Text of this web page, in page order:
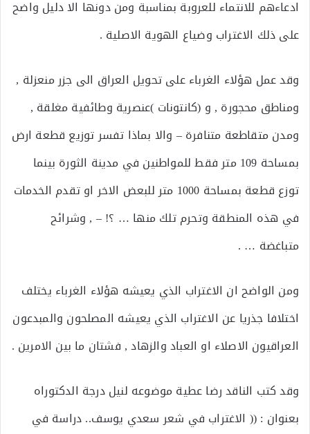
ادعاءهم للانتماء للعروبة بمناسبة ومن دونها الا دليل واضح
على ذلك الاغتراب وضياع الهوية الاصلية .
وقد عمل هؤلاء الغرباء على تحويل العراق الى جزر منعزلة ,
ومناطق محجورة , و (كانتونات )عنصرية وطائفية مغلقة ,
ومدن متقاطعة متنافرة – والا بماذا تفسر توزيع قطعة ارض
بمساحة 109 متر فقط للمواطنين في مدينة الثورة بينما
توزع قطعة بمساحة 1000 متر للبعض الاخر او تقدم الخدمات
في هذه المنطقة وتحرم تلك منها … ؟! – , وشرائح
متباغضة … .
ومن الواضح ان الاغتراب الذي يعيشه هؤلاء الغرباء يختلف
اختلافا جذريا عن الاغتراب الذي يعيشه المصلحون والمبدعون
العراقيون الاصلاء او العباد والزهاد , فشتان ما بين الامرين .
وقد كتب الناقد رضا عطية موضوعه لنيل درجة الدكتوراه
بعنوان : (( الاغتراب في شعر سعدي يوسف.. دراسة في